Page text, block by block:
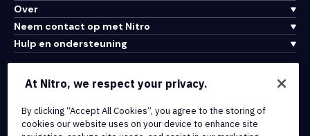
Over
Neem contact op met Nitro
Hulp en ondersteuning
Integraties en API-connectiviteit
Cookiebeleid
Copyrightbeleid
At Nitro, we respect your privacy.
By clicking “Accept All Cookies”, you agree to the storing of
cookies our website uses on your device to enhance site